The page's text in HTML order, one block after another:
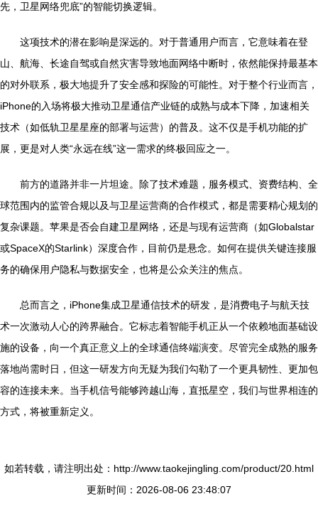
先，卫星网络兜底”的智能切换逻辑。
这项技术的潜在影响是深远的。对于普通用户而言，它意味着在登
山、航海、长途自驾或自然灾害导致地面网络中断时，依然能保持最基本
的对外联系，极大地提升了安全感和探险的可能性。对于整个行业而言，
iPhone的入场将极大推动卫星通信产业链的成熟与成本下降，加速相关
技术（如低轨卫星星座的部署与运营）的普及。这不仅是手机功能的扩
展，更是对人类“永远在线”这一需求的终极回应之一。
前方的道路并非一片坦途。除了技术难题，服务模式、资费结构、全
球范围内的监管合规以及与卫星运营商的合作模式，都是需要精心规划的
复杂课题。苹果是否会自建卫星网络，还是与现有运营商（如Globalstar
或SpaceX的Starlink）深度合作，目前仍是悬念。如何在提供关键连接服
务的确保用户隐私与数据安全，也将是公众关注的焦点。
总而言之，iPhone集成卫星通信技术的研发，是消费电子与航天技
术一次激动人心的跨界融合。它标志着智能手机正从一个依赖地面基础设
施的设备，向一个真正意义上的全球通信终端演变。尽管完全成熟的服务
落地尚需时日，但这一研发方向无疑为我们勾勒了一个更具韧性、更加包
容的连接未来。当手机信号能够跨越山海，直抵星空，我们与世界相连的
方式，将被重新定义。
如若转载，请注明出处：http://www.taokejingling.com/product/20.html
更新时间：2026-08-06 23:48:07